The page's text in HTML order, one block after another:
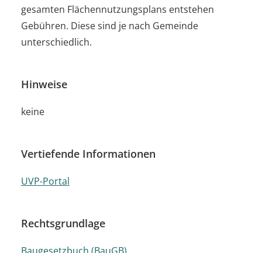
gesamten Flächennutzungsplans entstehen
Gebühren. Diese sind je nach Gemeinde
unterschiedlich.
Hinweise
keine
Vertiefende Informationen
UVP-Portal
Rechtsgrundlage